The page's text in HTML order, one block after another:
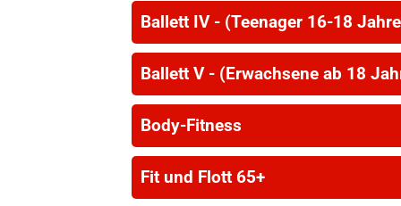
Ballett IV - (Teenager 16-18
Ballett V - (Erwachsene ab 18
Body-Fitness
Fit und Flott 65+